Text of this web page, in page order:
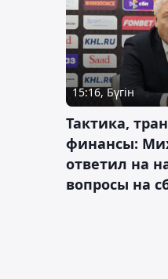
15:16, Бүгін
Тактика,
финансы:
ответил на
вопросы на